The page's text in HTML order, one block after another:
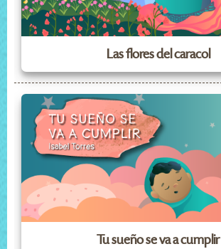
Las flores del caracol
Tu sueño se va a cumplir